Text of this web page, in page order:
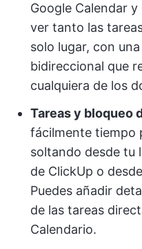
Google Calendar
ver tanto las
solo lugar, con
bidireccional que
cualquiera de los
Tareas y bloqueo
fácilmente tiempo
soltando desde tu
de ClickUp o
Puedes añadir
de las tareas
Calendario.